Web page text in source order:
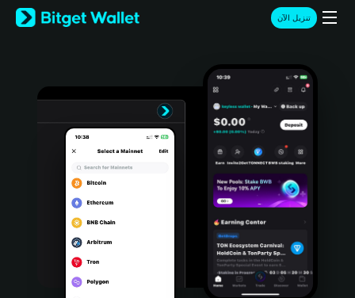
English
日本語
Türkçe
Português (Portugal)
Bahasa Indonesia
تنزيل الآن